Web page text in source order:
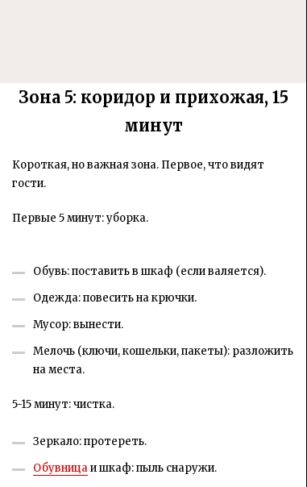
Зона 5: коридор и прихожая, 15
минут
Короткая, но важная зона. Первое, что видят
гости.
Первые 5 минут: уборка.
Обувь: поставить в шкаф (если валяется).
Одежда: повесить на крючки.
Мусор: вынести.
Мелочь (ключи, кошельки, пакеты): разложить
на места.
5-15 минут: чистка.
Зеркало: протереть.
Обувницаи шкаф: пыль снаружи.